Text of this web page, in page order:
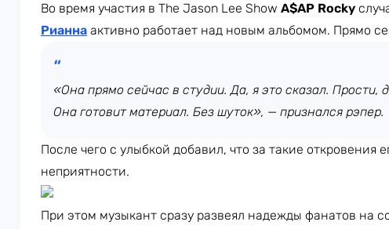
Во время участия в The Jason Lee Show A$AP Rocky
Рианна активно работает над новым альбомом. Прямо
«Она прямо сейчас в студии. Да, я это сказал. Прости,
Она готовит материал. Без шуток», — признался рэпер.
После чего с улыбкой добавил, что за такие откровения
неприятности.
При этом музыкант сразу развеял надежды фанатов на